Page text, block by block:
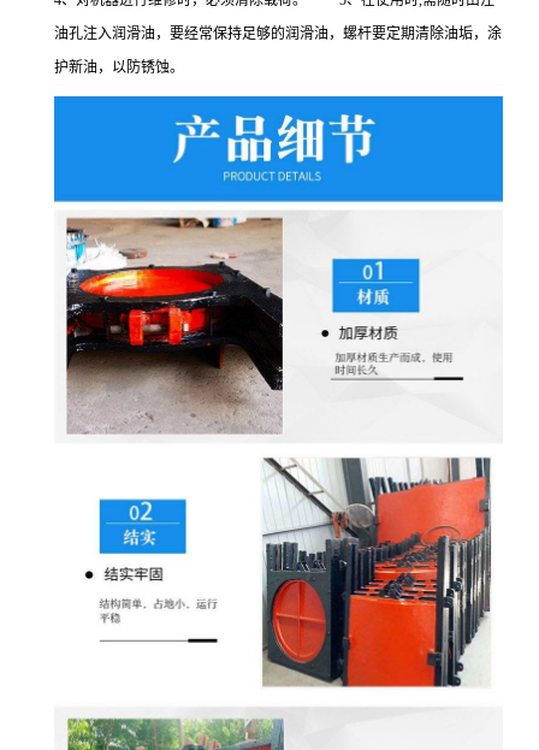
油孔注入润滑油，要经常保持足够的润滑油，螺杆要定期清除油垢，涂
护新油，以防锈蚀。